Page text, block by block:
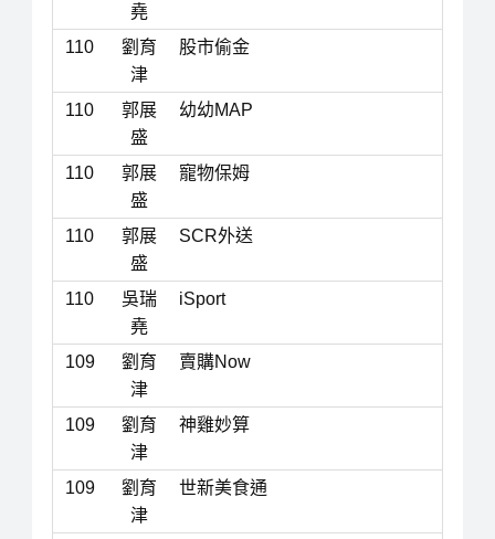
堯
110
劉育
津
股市偷金
110
郭展
盛
幼幼MAP
110
郭展
盛
寵物保姆
110
郭展
盛
SCR外送
110
吳瑞
堯
iSport
109
劉育
津
賣購Now
109
劉育
津
神雞妙算
109
劉育
津
世新美食通